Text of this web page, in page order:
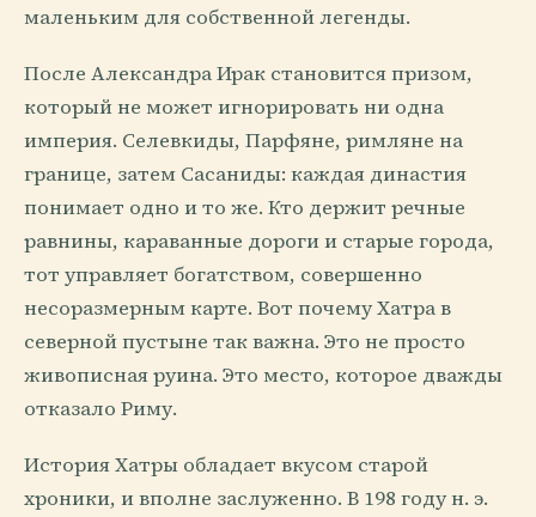
маленьким для собственной легенды.
После Александра Ирак становится призом,
который не может игнорировать ни одна
империя. Селевкиды, Парфяне, римляне на
границе, затем Сасаниды: каждая династия
понимает одно и то же. Кто держит речные
равнины, караванные дороги и старые города,
тот управляет богатством, совершенно
несоразмерным карте. Вот почему Хатра в
северной пустыне так важна. Это не просто
живописная руина. Это место, которое дважды
отказало Риму.
История Хатры обладает вкусом старой
хроники, и вполне заслуженно. В 198 году н. э.